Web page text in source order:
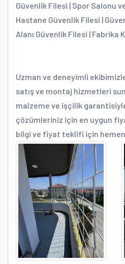
Güvenlik Filesi | Spor Salonu
Hastane Güvenlik Filesi |
Alanı Güvenlik Filesi | Fabrika
Uzman ve deneyimli
satış ve montaj hizmetleri
malzeme ve işçilik
çözümleriniz için en uygun
bilgi ve fiyat teklifi için hemen